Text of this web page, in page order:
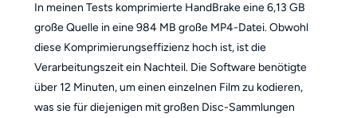
In meinen Tests komprimierte HandBrake eine 6,13 GB
große Quelle in eine 984 MB große MP4-Datei. Obwohl
diese Komprimierungseffizienz hoch ist, ist die
Verarbeitungszeit ein Nachteil. Die Software benötigte
über 12 Minuten, um einen einzelnen Film zu kodieren,
was sie für diejenigen mit großen Disc-Sammlungen